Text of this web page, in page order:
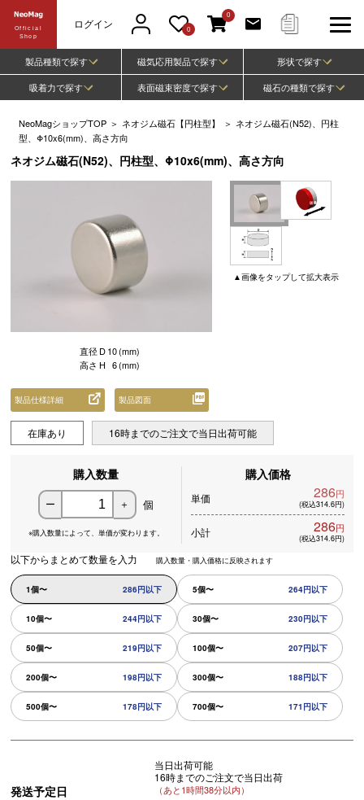
Official
Shop
ログイン 0
0
製品種類で探す 磁気応用製品で探す
形状で探す
吸着力で探す
表面磁束密度で探す 磁石の種類で探す
NeoMagショップTOP ＞ ネオジム磁石【円柱型】 ＞ ネオジム磁石(N52)、円柱
型、Φ10x6(mm)、高さ方向
ネオジム磁石(N52)、円柱型、Φ10x6(mm)、高さ方向
▲画像をタップして拡大表示
直径D10(mm)
高さ H 6(mm)
製品仕様詳細 製品図面
在庫あり 16時までのご注文で当日出荷可能
購入数量
ー ＋ 個
※購入数量によって、 単価が変わります。
購入価格
単価 286円
(税込314.6円)
小計 286円
(税込314.6円)
以下からまとめて数量を入力 購入数量・購入価格に反映されます
1個〜 286円以下 5個〜 264円以下
10個〜 244円以下 30個〜 230円以下
50個〜 219円以下 100個〜 207円以下
200個〜 198円以下 300個〜 188円以下
500個〜 178円以下 700個〜 171円以下
発送予定日
当日出荷可能
16時までのご注文で当日出荷
（あと1時間38分以内）